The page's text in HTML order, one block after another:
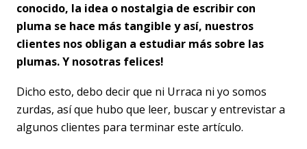
conocido, la idea o nostalgia de escribir con
pluma se hace más tangible y así, nuestros
clientes nos obligan a estudiar más sobre las
plumas. Y nosotras felices!
Dicho esto, debo decir que ni Urraca ni yo somos
zurdas, así que hubo que leer, buscar y entrevistar a
algunos clientes para terminar este artículo.